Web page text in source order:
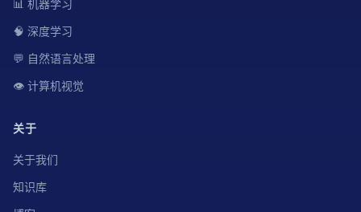
📊 机器学习
🧠 深度学习
💬 自然语言处理
👁️ 计算机视觉
关于
关于我们
知识库